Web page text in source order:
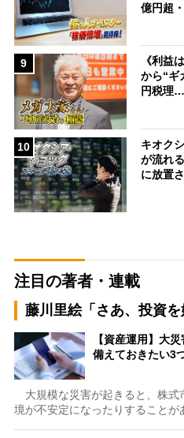
億円超
9
《利益
から“ギ
円税理…
10
キオク
が流れ
に放置
注目の著者・連載
藤川里絵「さあ、投資を
【資産運用】大
備えておきたい3
大規模な災害が起きると、株式
境が不安定になったりすること